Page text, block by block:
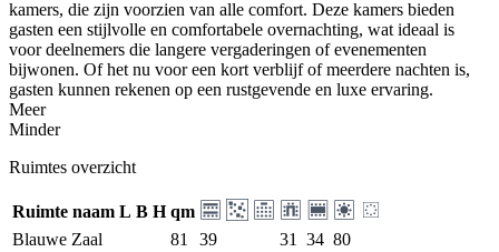
kamers, die zijn voorzien van alle comfort. Deze kamers bieden
gasten een stijlvolle en comfortabele overnachting, wat ideaal is
voor deelnemers die langere vergaderingen of evenementen
bijwonen. Of het nu voor een kort verblijf of meerdere nachten is,
gasten kunnen rekenen op een rustgevende en luxe ervaring.
Meer
Minder
Ruimtes overzicht
Ruimte naam L B H qm
Blauwe Zaal
81 39 31 34 80